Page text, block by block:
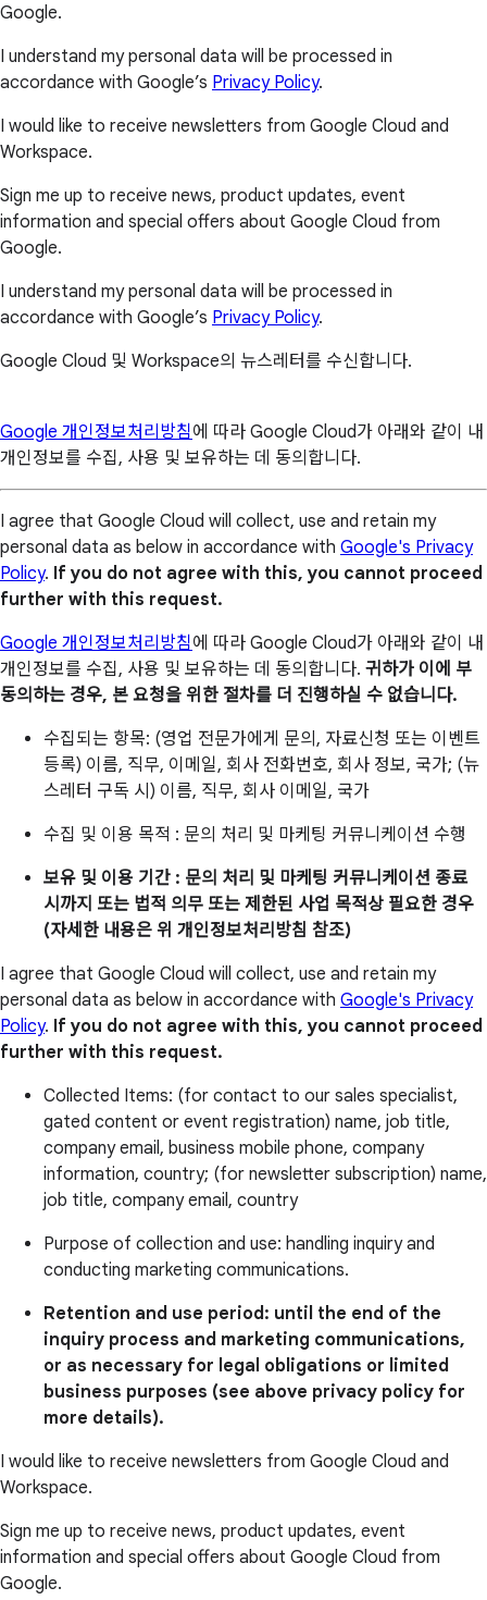
Google.
I understand my personal data will be processed in
accordance with Google’s Privacy Policy.
I would like to receive newsletters from Google Cloud and
Workspace.
Sign me up to receive news, product updates, event
information and special offers about Google Cloud from
Google.
I understand my personal data will be processed in
accordance with Google’s Privacy Policy.
Google Cloud 및 Workspace의 뉴스레터를 수신합니다.
Google 개인정보처리방침에 따라 Google Cloud가 아래와 같이 내
개인정보를 수집, 사용 및 보유하는 데 동의합니다.
I agree that Google Cloud will collect, use and retain my
personal data as below in accordance with Google's Privacy
Policy. If you do not agree with this, you cannot proceed
further with this request.
Google 개인정보처리방침에 따라 Google Cloud가 아래와 같이 내
개인정보를 수집, 사용 및 보유하는 데 동의합니다. 귀하가 이에 부
동의하는 경우, 본 요청을 위한 절차를 더 진행하실 수 없습니다.
수집되는 항목: (영업 전문가에게 문의, 자료신청 또는 이벤트
등록) 이름, 직무, 이메일, 회사 전화번호, 회사 정보, 국가; (뉴
스레터 구독 시) 이름, 직무, 회사 이메일, 국가
수집 및 이용 목적 : 문의 처리 및 마케팅 커뮤니케이션 수행
보유 및 이용 기간 : 문의 처리 및 마케팅 커뮤니케이션 종료
시까지 또는 법적 의무 또는 제한된 사업 목적상 필요한 경우
(자세한 내용은 위 개인정보처리방침 참조)
I agree that Google Cloud will collect, use and retain my
personal data as below in accordance with Google's Privacy
Policy. If you do not agree with this, you cannot proceed
further with this request.
Collected Items: (for contact to our sales specialist,
gated content or event registration) name, job title,
company email, business mobile phone, company
information, country; (for newsletter subscription) name,
job title, company email, country
Purpose of collection and use: handling inquiry and
conducting marketing communications.
Retention and use period: until the end of the
inquiry process and marketing communications,
or as necessary for legal obligations or limited
business purposes (see above privacy policy for
more details).
I would like to receive newsletters from Google Cloud and
Workspace.
Sign me up to receive news, product updates, event
information and special offers about Google Cloud from
Google.